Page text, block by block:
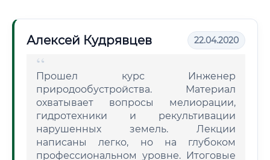
Алексей Кудрявцев 22.04.2020
Прошел курс Инженер
природообустройства. Материал
охватывает вопросы мелиорации,
гидротехники и рекультивации
нарушенных земель. Лекции
написаны легко, но на глубоком
профессиональном уровне. Итоговые